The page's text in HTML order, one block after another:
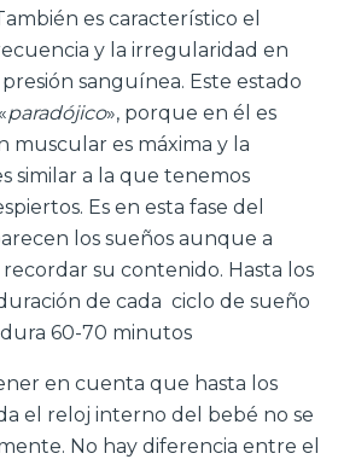
es característico el
y la irregularidad en
sanguínea. Este estado
paradójico», porque en él es
muscular es máxima y la
similar a la que tenemos
Es en esta fase del
los sueños aunque a
su contenido. Hasta los
de cada ciclo de sueño
60-70 minutos
en cuenta que hasta los
el reloj interno del bebé no se
No hay diferencia entre el